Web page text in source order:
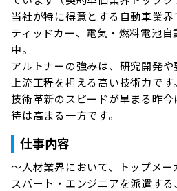
当社が特に得意とする自動車業
ティッドカー、電気・燃料電池
中。
アルトナーの強みは、研究開発
上流工程を担える高い技術力です。
技術革新のスピードが早まる昨
待は高まる一方です。
仕事内容
～人材業界において、トップメ
スパート・エンジニアを派遣す